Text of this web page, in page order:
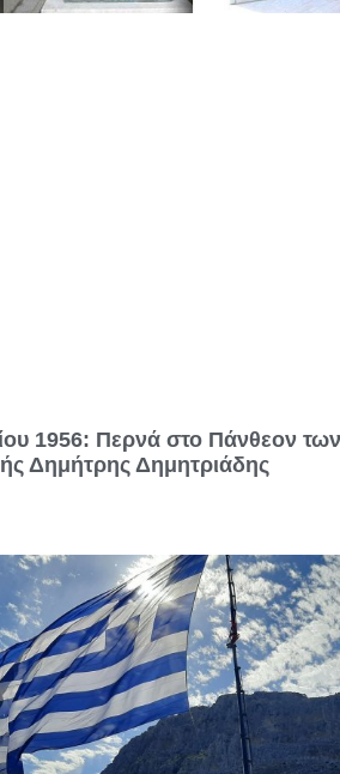
1956: Περνά στο Πάνθεον
Δημήτρης Δημητριάδης